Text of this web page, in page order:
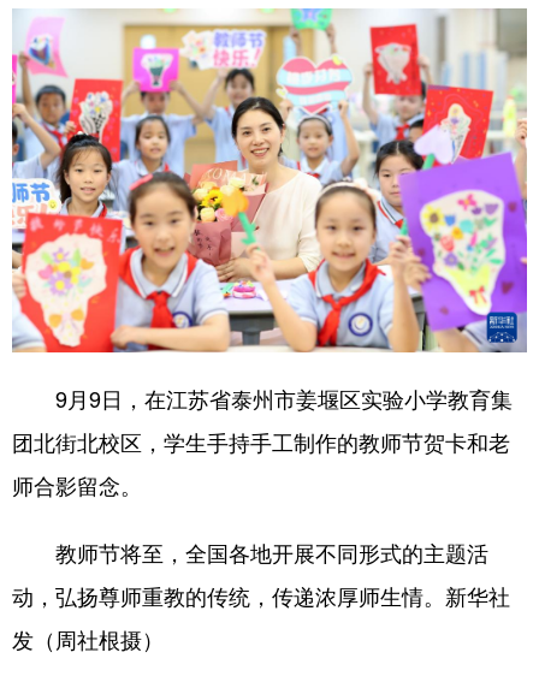
9月9日，在江苏省泰州市姜堰区实验小学教育集
团北街北校区，学生手持手工制作的教师节贺卡和老
师合影留念。
教师节将至，全国各地开展不同形式的主题活
动，弘扬尊师重教的传统，传递浓厚师生情。新华社
发（周社根摄）